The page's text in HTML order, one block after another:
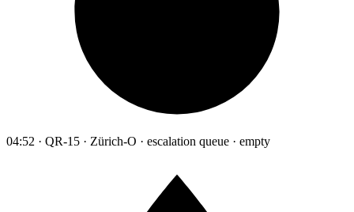
04:52 · QR-15 · Zürich-O · escalation queue · empty